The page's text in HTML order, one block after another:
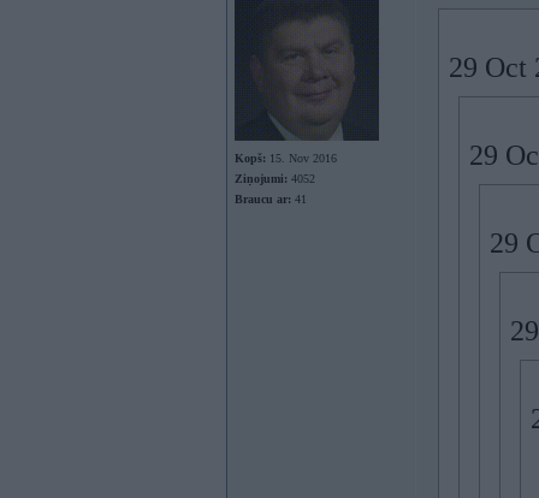
Kopš: 15. Nov 2016
Ziņojumi: 4052
Braucu ar: 41
29 Oct
29
29